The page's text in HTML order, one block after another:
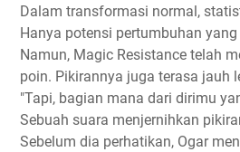
Dalam transformasi normal,
Hanya potensi pertumbuhan
Namun, Magic Resistance telah
poin. Pikirannya juga terasa jauh
"Tapi, bagian mana dari dirimu
Sebuah suara menjernihkan
Sebelum dia perhatikan, Ogar